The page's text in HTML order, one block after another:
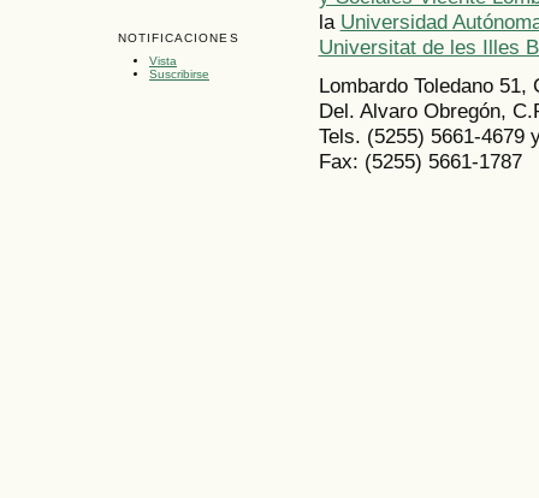
NOTIFICACIONES
Vista
Suscribirse
la Universidad
Universitat de les Illes
Lombardo Toledano
Del. Alvaro Obregón,
Tels. (5255) 5661-4679
Fax: (5255) 5661-1787